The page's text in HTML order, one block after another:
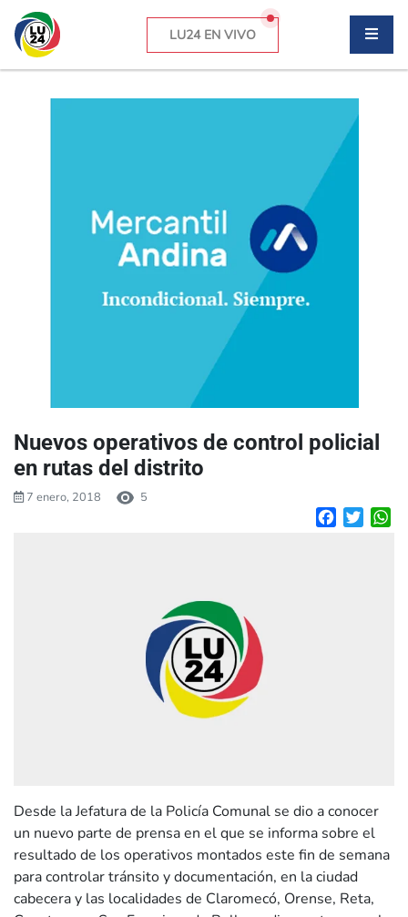
LU24 EN VIVO
Nuevos operativos de control policial
en rutas del distrito
7 enero, 2018 5
Facebook
Desde la Jefatura de la Policía Comunal se dio a conocer
un nuevo parte de prensa en el que se informa sobre el
resultado de los operativos montados este fin de semana
para controlar tránsito y documentación, en la ciudad
cabecera y las localidades de Claromecó, Orense, Reta,